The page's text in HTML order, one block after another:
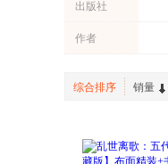
出版社
作者
综合排序 销量